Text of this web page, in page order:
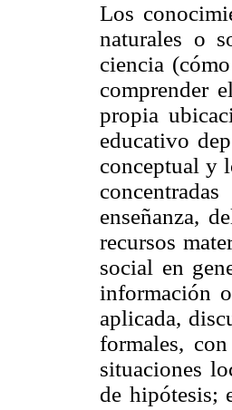
Los
naturales o
ciencia
comprender
propia
educativo
conceptual y
enseñanza,
recursos
social en
información
aplicada,
formales,
situaciones
de hipótesis;